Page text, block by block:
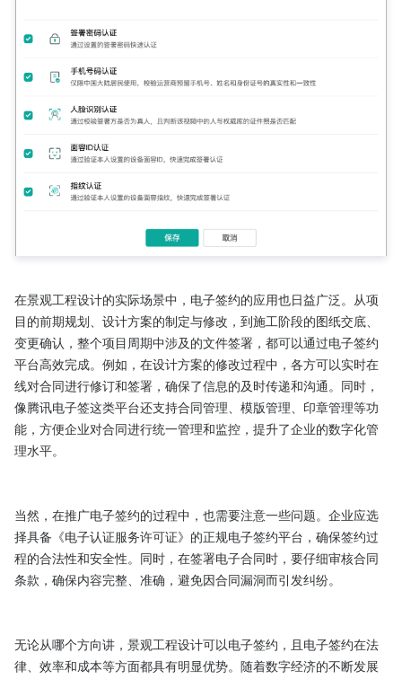
在景观工程设计的实际场景中，电子签约的应用也日益广泛。从项
目的前期规划、设计方案的制定与修改，到施工阶段的图纸交底、
变更确认，整个项目周期中涉及的文件签署，都可以通过电子签约
平台高效完成。例如，在设计方案的修改过程中，各方可以实时在
线对合同进行修订和签署，确保了信息的及时传递和沟通。同时，
像腾讯电子签这类平台还支持合同管理、模版管理、印章管理等功
能，方便企业对合同进行统一管理和监控，提升了企业的数字化管
理水平。
当然，在推广电子签约的过程中，也需要注意一些问题。企业应选
择具备《电子认证服务许可证》的正规电子签约平台，确保签约过
程的合法性和安全性。同时，在签署电子合同时，要仔细审核合同
条款，确保内容完整、准确，避免因合同漏洞而引发纠纷。
无论从哪个方向讲，景观工程设计可以电子签约，且电子签约在法
律、效率和成本等方面都具有明显优势。随着数字经济的不断发展